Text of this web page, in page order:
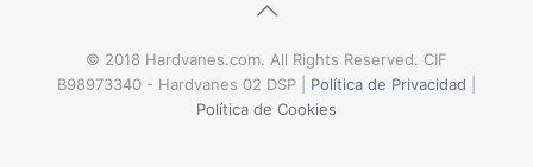
© 2018 Hardvanes.com. All Rights Reserved. CIF
B98973340 - Hardvanes 02 DSP | Política de Privacidad
Política de Cookies